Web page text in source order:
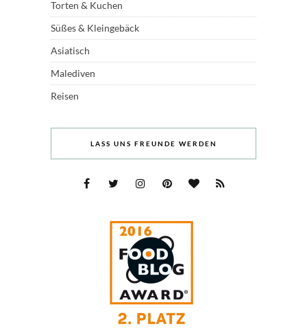
Torten & Kuchen
Süßes & Kleingebäck
Asiatisch
Malediven
Reisen
LASS UNS FREUNDE WERDEN